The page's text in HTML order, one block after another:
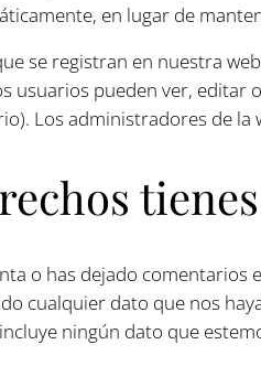
en lugar de
se registran en nuestra
usuarios pueden ver,
Los administradores de
o has dejado
cualquier dato que nos
ningún dato que